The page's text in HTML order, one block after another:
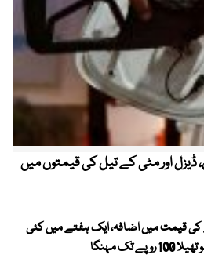
ڈیزل اور مٹی کے تیل کی قیمتوں میں
کی قیمت میں اضافہ، ایک ہفتے میں کئی